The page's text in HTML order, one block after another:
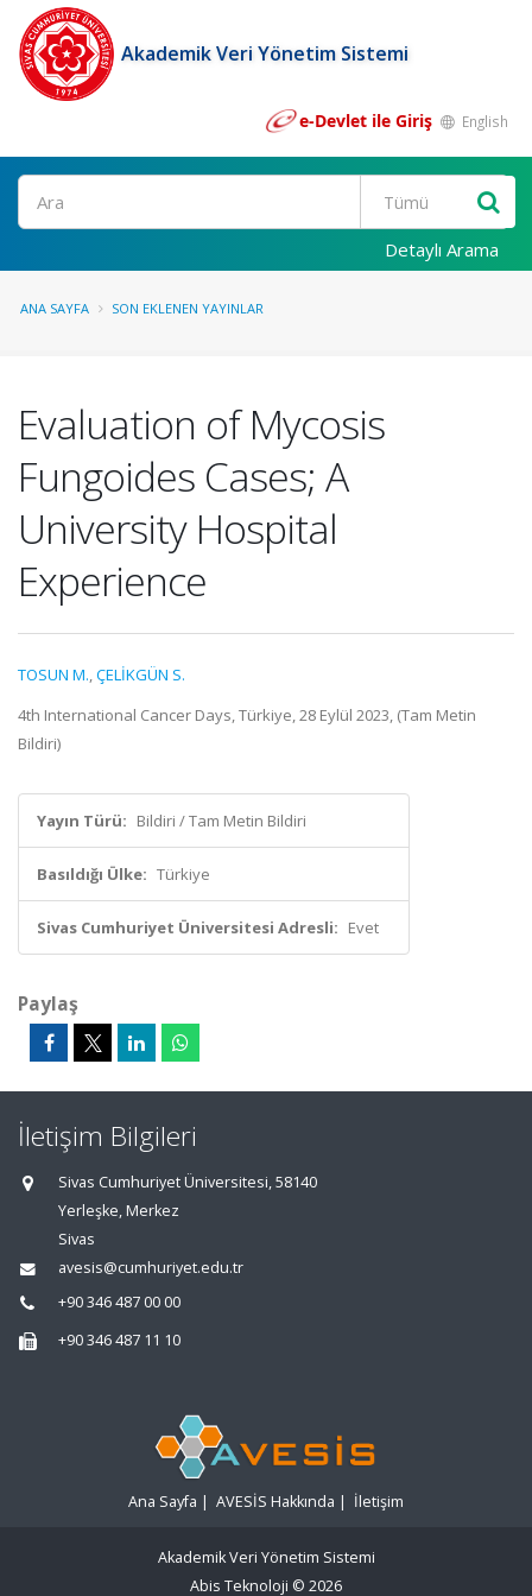
Akademik Veri Yönetim Sistemi
e-Devlet ile Giriş English
Ara
Detaylı Arama
ANA SAYFA SON EKLENEN YAYINLAR
Evaluation of Mycosis
Fungoides Cases; A
University Hospital
Experience
TOSUN M.,ÇELİKGÜN S.
4th International Cancer Days, Türkiye, 28 Eylül 2023, (Tam Metin
Bildiri)
Yayın Türü: Bildiri / Tam Metin Bildiri
Basıldığı Ülke: Türkiye
Sivas Cumhuriyet Üniversitesi Adresli: Evet
Paylaş
İletişim Bilgileri
Sivas Cumhuriyet Üniversitesi, 58140
Yerleşke, Merkez
Sivas
avesis@cumhuriyet.edu.tr
+90 346 487 00 00
+90 346 487 11 10
Ana Sayfa | AVESİS Hakkında | İletişim
Akademik Veri Yönetim Sistemi
Abis Teknoloji © 2026